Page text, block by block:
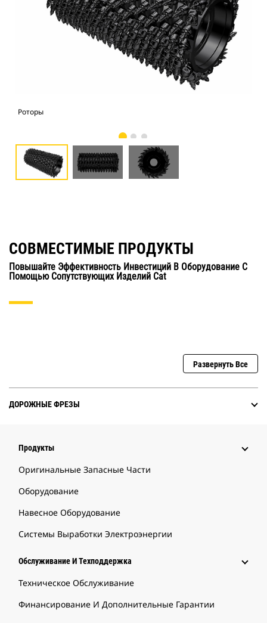
Роторы
СОВМЕСТИМЫЕ ПРОДУКТЫ
Повышайте Эффективность Инвестиций В Оборудование С
Помощью Сопутствующих Изделий Cat
Развернуть Все
ДОРОЖНЫЕ ФРЕЗЫ
Продукты
Оригинальные Запасные Части
Оборудование
Навесное Оборудование
Системы Выработки Электроэнергии
Обслуживание И Техподдержка
Техническое Обслуживание
Финансирование И Дополнительные Гарантии